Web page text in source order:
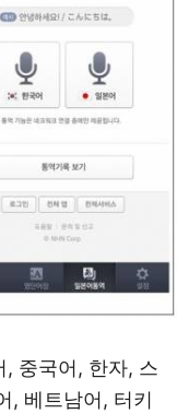
, 중국어, 한자, 스
, 베트남어, 터키